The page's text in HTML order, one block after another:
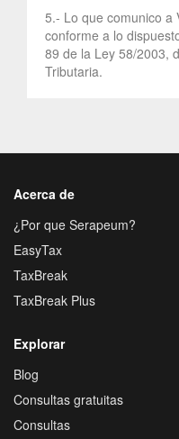
5.- Lo que comunico a
conforme a lo
89 de la Ley 58/2003,
Tributaria.
Acerca de
¿Por que Serapeum?
EasyTax
TaxBreak
TaxBreak Plus
Explorar
Blog
Consultas gratuitas
Consultas